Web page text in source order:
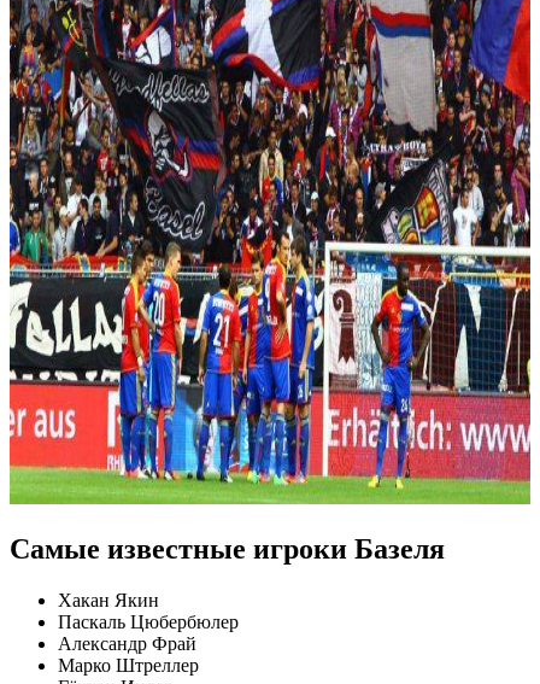
Самые известные игроки Базеля
Хакан Якин
Паскаль Цюбербюлер
Александр Фрай
Марко Штреллер